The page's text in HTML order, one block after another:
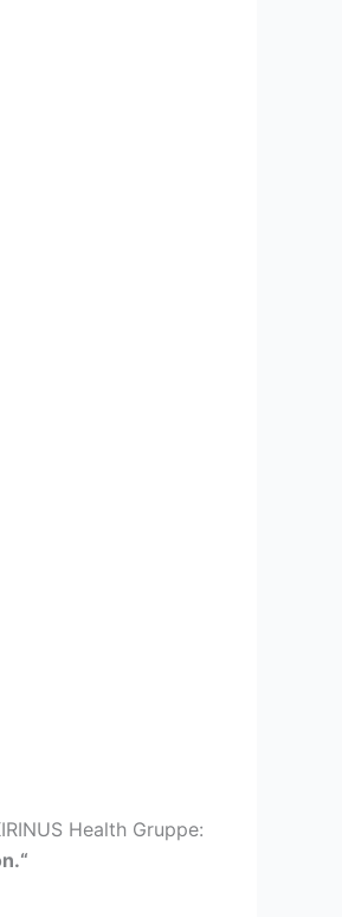
Health Gruppe: